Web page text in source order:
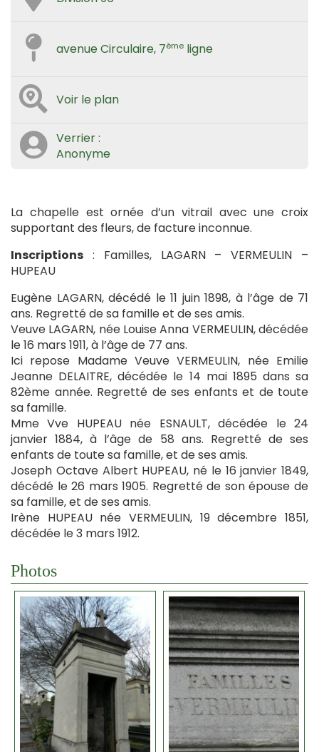
avenue Circulaire, 7ème ligne
Voir le plan
Verrier :
Anonyme
La chapelle est ornée d’un vitrail avec une croix
supportant des fleurs, de facture inconnue.
Inscriptions : Familles, LAGARN – VERMEULIN –
HUPEAU
Eugène LAGARN, décédé le 11 juin 1898, à l’âge de 71
ans. Regretté de sa famille et de ses amis.
Veuve LAGARN, née Louise Anna VERMEULIN, décédée
le 16 mars 1911, à l’âge de 77 ans.
Ici repose Madame Veuve VERMEULIN, née Emilie
Jeanne DELAITRE, décédée le 14 mai 1895 dans sa
82ème année. Regretté de ses enfants et de toute
sa famille.
Mme Vve HUPEAU née ESNAULT, décédée le 24
janvier 1884, à l’âge de 58 ans. Regretté de ses
enfants de toute sa famille, et de ses amis.
Joseph Octave Albert HUPEAU, né le 16 janvier 1849,
décédé le 26 mars 1905. Regretté de son épouse de
sa famille, et de ses amis.
Irène HUPEAU née VERMEULIN, 19 décembre 1851,
décédée le 3 mars 1912.
Photos